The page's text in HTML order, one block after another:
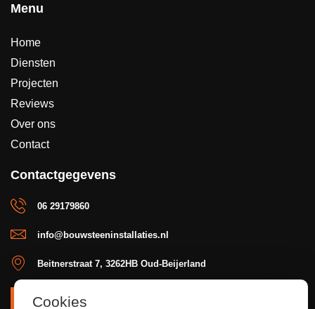
Menu
Home
Diensten
Projecten
Reviews
Over ons
Contact
Contactgegevens
06 29179860
info@bouwsteeninstallaties.nl
Beitnerstraat 7, 3262HB Oud-Beijerland
OFFERTE
Cookies